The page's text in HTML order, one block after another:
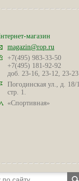
магазин
magazin@rop.ru
+7(495) 983-33-50
+7(495) 181-92-92
доб. 23-16, 23-12, 23-23
Погодинская ул., д. 18/1,
стр. 1.
«Спортивная»